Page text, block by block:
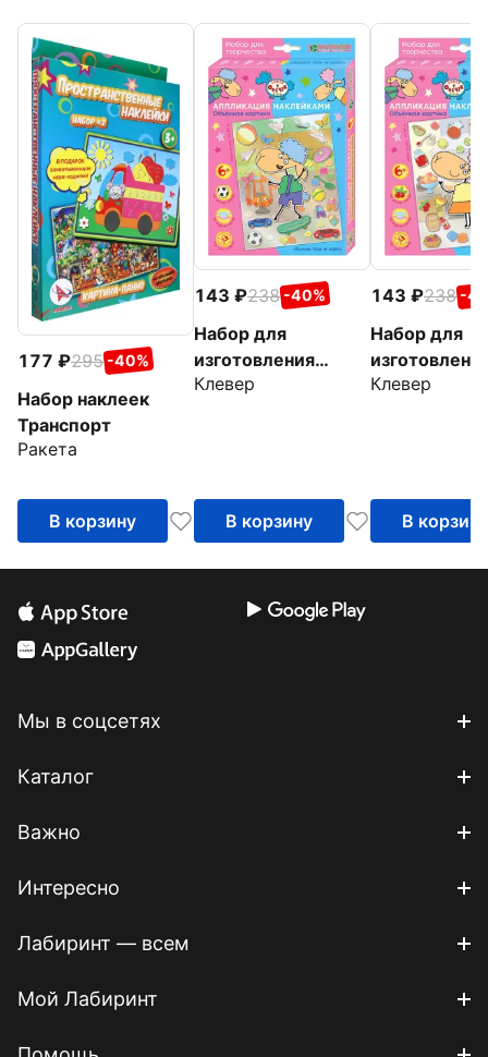
177 295 -40%
Набор наклеек
Транспорт
Ракета
В корзину
143 238 -40%
Набор для
изготовления
картины Барашек
Клевер
В корзину
143 238 -
Набор для
картины
Клевер
В корзину
Мы в соцсетях
Каталог
Важно
Интересно
Лабиринт — всем
Мой Лабиринт